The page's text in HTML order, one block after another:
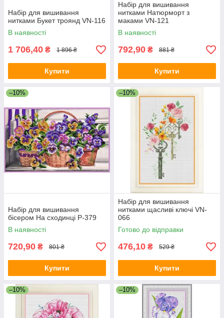
Набір для вишивання
нитками Букет троянд VN-116
В наявності
1 706,40 ₴ 1 896 ₴
Купити
Набір для вишивання
нитками Натюрморт з
маками VN-121
В наявності
792,90 ₴ 881 ₴
Купити
–10%
Набір для вишивання
бісером На сходинці Р-379
В наявності
720,90 ₴ 801 ₴
Купити
–10%
Набір для вишивання
нитками щасливі ключі VN-
066
Готово до відправки
476,10 ₴ 529 ₴
Купити
–10% –10%